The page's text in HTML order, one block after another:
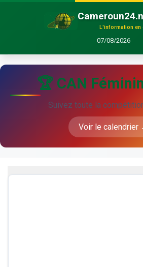
L'information en
07/08/2026
🏆 CAN
Suivez toute la
Voir le calendrier